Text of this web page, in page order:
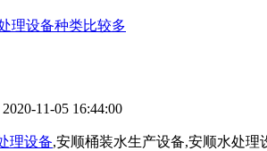
理设备种类比较多
11-05 16:44:00
理设备,安顺桶装水生产设备,安顺水处理